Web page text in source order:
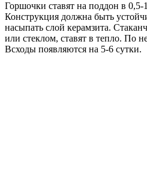
Горшочки ставят на поддон в 0,5-
Конструкция должна быть
насыпать слой керамзита.
или стеклом, ставят в тепло. По
Всходы появляются на 5-6 сутки.